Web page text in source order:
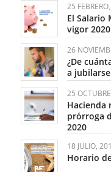
25
El
vigor 2020
26
¿De
a
25
Hacienda
prórroga
2020
18 JULIO,
Horario